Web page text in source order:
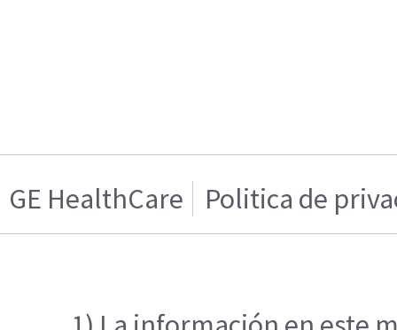
GE HealthCare Politica de